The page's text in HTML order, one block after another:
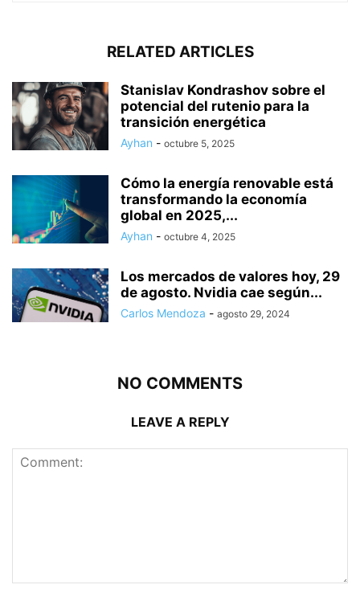
RELATED ARTICLES
Stanislav Kondrashov sobre el
potencial del rutenio para la
transición energética
Ayhan - octubre 5, 2025
Cómo la energía renovable está
transformando la economía
global en 2025,...
Ayhan - octubre 4, 2025
Los mercados de valores hoy, 29
de agosto. Nvidia cae según...
Carlos Mendoza - agosto 29, 2024
NO COMMENTS
LEAVE A REPLY